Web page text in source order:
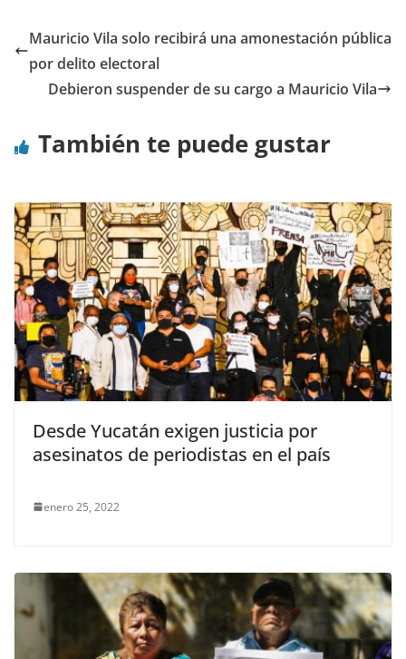
Mauricio Vila solo recibirá una amonestación pública
por delito electoral
Debieron suspender de su cargo a Mauricio Vila
También te puede gustar
Desde Yucatán exigen justicia por
asesinatos de periodistas en el país
enero 25, 2022